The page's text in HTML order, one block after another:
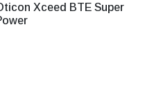
Xceed BTE Super